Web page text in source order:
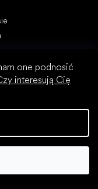
one podnosić
interesują Cię